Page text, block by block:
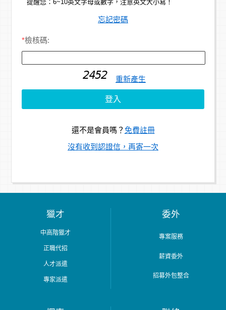
提醒您：6~10英文字母或數字，注意英文大小寫！
忘記密碼
*檢核碼:
重新產生
還不是會員嗎？ 免費註冊
沒有收到認證信，再寄一次
獵才
中高階獵才
正職代招
人才派遣
專家派遣
委外
專案服務
薪資委外
招募外包整合